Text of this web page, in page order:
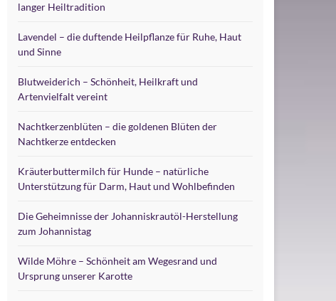
langer Heiltradition
Lavendel – die duftende Heilpflanze für Ruhe, Haut
und Sinne
Blutweiderich – Schönheit, Heilkraft und
Artenvielfalt vereint
Nachtkerzenblüten – die goldenen Blüten der
Nachtkerze entdecken
Kräuterbuttermilch für Hunde – natürliche
Unterstützung für Darm, Haut und Wohlbefinden
Die Geheimnisse der Johanniskrautöl-Herstellung
zum Johannistag
Wilde Möhre – Schönheit am Wegesrand und
Ursprung unserer Karotte